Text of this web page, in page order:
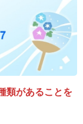
類があることを